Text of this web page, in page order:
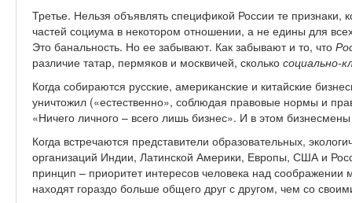
Третье. Нельзя объявлять спецификой России те признаки,
частей социума в некотором отношении, а не едины для
Это банальность. Но ее забывают. Как забывают и то, что
различие татар, пермяков и москвичей, сколько социально-
Когда собираются русские, американские и китайские
уничтожил («естественно», соблюдая правовые нормы и
«Ничего личного – всего лишь бизнес». И в этом
Когда встречаются представители образовательных,
организаций Индии, Латинской Америки, Европы, США и
принцип – приоритет интересов человека над
находят гораздо больше общего друг с другом, чем со